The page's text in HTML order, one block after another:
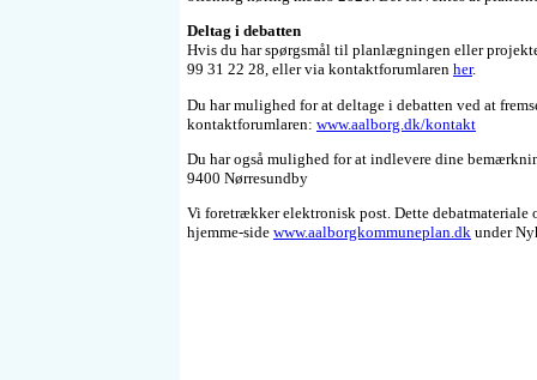
Deltag i debatten
Hvis du har spørgsmål til planlægningen eller
99 31 22 28, eller via kontaktforumlaren her.
Du har mulighed for at deltage i debatten ved at
kontaktforumlaren: www.aalborg.dk/kontakt
Du har også mulighed for at indlevere dine
9400 Nørresundby
Vi foretrækker elektronisk post. Dette debatmateriale
hjemme-side www.aalborgkommuneplan.dk under